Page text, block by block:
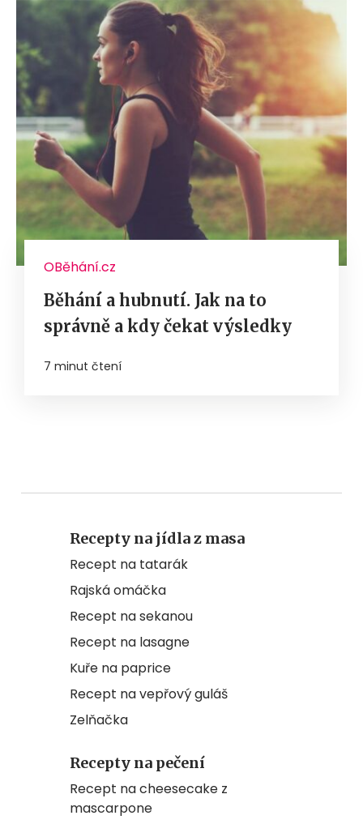
OBěhání.cz
Běhání a hubnutí. Jak na to
správně a kdy čekat výsledky
7 minut čtení
Recepty na jídla z masa
Recept na tatarák
Rajská omáčka
Recept na sekanou
Recept na lasagne
Kuře na paprice
Recept na vepřový guláš
Zelňačka
Recepty na pečení
Recept na cheesecake z
mascarpone